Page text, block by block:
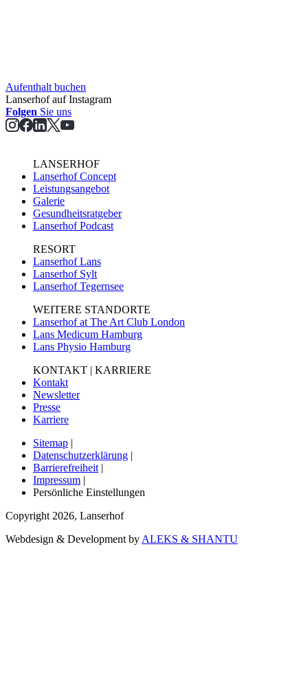
Aufent­halt buchen
Lanserhof auf Instagram
Folgen Sie uns
LANSERHOF
Lanserhof Concept
Leistungsangebot
Galerie
Gesundheitsratgeber
Lanserhof Podcast
RESORT
Lanserhof Lans
Lanserhof Sylt
Lanserhof Tegernsee
WEITERE STANDORTE
Lanserhof at The Art Club London
Lans Medicum Hamburg
Lans Physio Hamburg
KONTAKT | KARRIERE
Kontakt
Newsletter
Presse
Karriere
Sitemap |
Datenschutzerklärung |
Barrierefreiheit|
Impressum |
Persönliche Einstellungen
Copyright2026, Lanserhof
Webdesign & Development byALEKS & SHANTU